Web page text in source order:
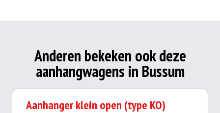
Anderen bekeken ook deze
aanhangwagens in Bussum
Aanhanger klein open (type KO)